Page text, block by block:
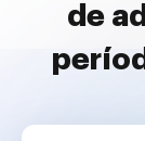
de